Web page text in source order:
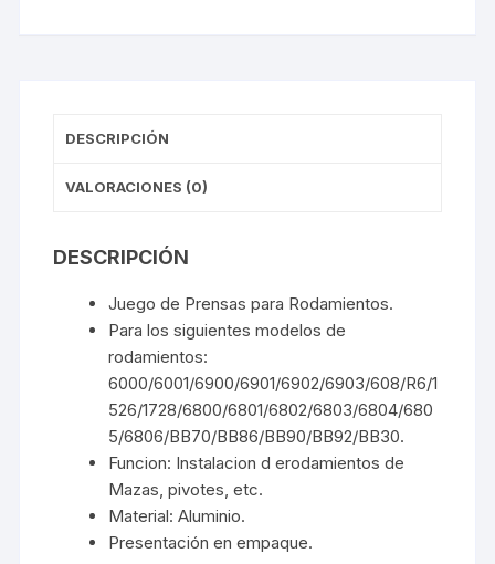
DESCRIPCIÓN
VALORACIONES (0)
DESCRIPCIÓN
Juego de Prensas para Rodamientos.
Para los siguientes modelos de
rodamientos:
6000/6001/6900/6901/6902/6903/608/R6/1
526/1728/6800/6801/6802/6803/6804/680
5/6806/BB70/BB86/BB90/BB92/BB30.
Funcion: Instalacion d erodamientos de
Mazas, pivotes, etc.
Material: Aluminio.
Presentación en empaque.